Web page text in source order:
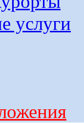
услуги